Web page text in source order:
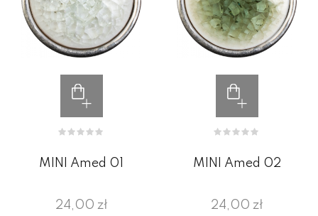
MINI Amed 01
24,00 zł
MINI Amed 02
24,00 zł